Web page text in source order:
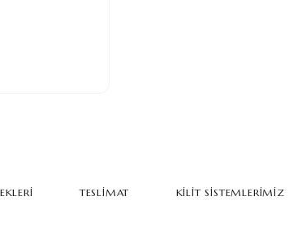
TESLIMAT KILIT SISTEMLERIMIZ